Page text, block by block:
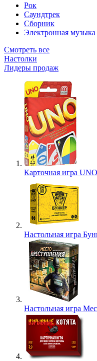
Рок
Саундтрек
Сборник
Электронная музыка
Смотреть все
Настолки
Лидеры продаж
Карточная игра
Настольная игра
Настольная игра